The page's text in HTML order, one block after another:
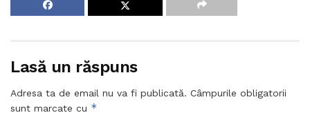
Lasă un răspuns
Adresa ta de email nu va fi publicată. Câmpurile obligatorii
sunt marcate cu *